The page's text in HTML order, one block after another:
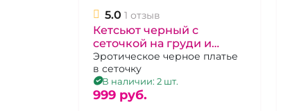
5.0 1 отзыв
Кетсьют черный с
сеточкой на груди и
бедрах, с рукавами
Эротическое черное платье
в сеточку
В наличии: 2 шт.
999 pуб.